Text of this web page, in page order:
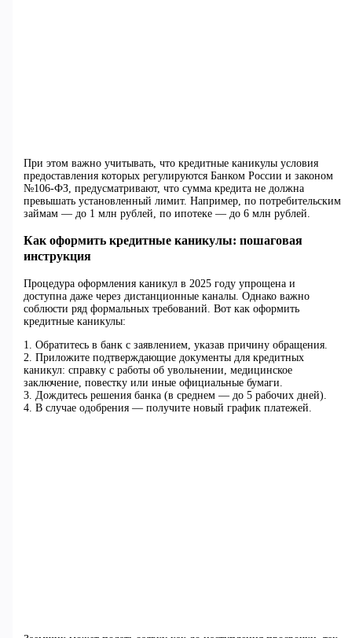
При этом важно учитывать, что кредитные каникулы условия
предоставления которых регулируются Банком России и законом
№106-ФЗ, предусматривают, что сумма кредита не должна
превышать установленный лимит. Например, по потребительским
займам — до 1 млн рублей, по ипотеке — до 6 млн рублей.
Как оформить кредитные каникулы: пошаговая
инструкция
Процедура оформления каникул в 2025 году упрощена и
доступна даже через дистанционные каналы. Однако важно
соблюсти ряд формальных требований. Вот как оформить
кредитные каникулы:
1. Обратитесь в банк с заявлением, указав причину обращения.
2. Приложите подтверждающие документы для кредитных
каникул: справку с работы об увольнении, медицинское
заключение, повестку или иные официальные бумаги.
3. Дождитесь решения банка (в среднем — до 5 рабочих дней).
4. В случае одобрения — получите новый график платежей.